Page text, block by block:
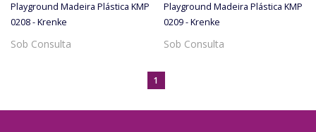
Playground Madeira Plástica KMP
0208 - Krenke
Sob Consulta
Playground Madeira Plástica KMP
0209 - Krenke
Sob Consulta
1